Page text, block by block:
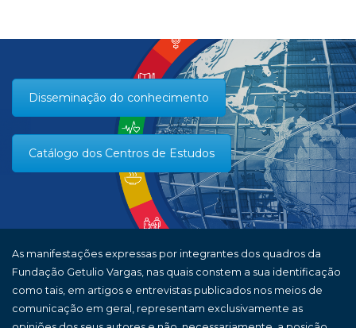
Disseminação do conhecimento
Catálogo dos Centros de Estudos
As manifestações expressas por integrantes dos quadros da
Fundação Getulio Vargas, nas quais constem a sua identificação
como tais, em artigos e entrevistas publicados nos meios de
comunicação em geral, representam exclusivamente as